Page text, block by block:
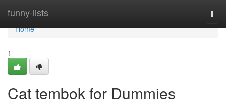
funny-lists
Home
Home
1
Cat tembok for Dummies